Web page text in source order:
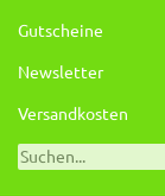
Gutscheine
Newsletter
Versandkosten